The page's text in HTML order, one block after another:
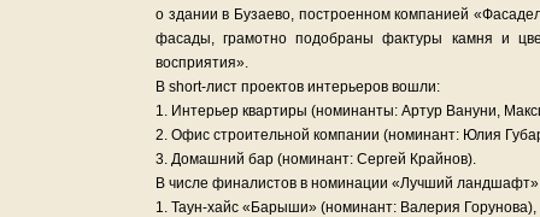
о здании в Бузаево, построенном компанией
фасады, грамотно подобраны фактуры камня и
восприятия».
В short-лист проектов интерьеров вошли:
1. Интерьер квартиры (номинанты: Артур Вануни,
2. Офис строительной компании (номинант: Юлия
3. Домашний бар (номинант: Сергей Крайнов).
В числе финалистов в номинации «Лучший
1. Таун-хайс «Барыши» (номинант: Валерия Горунова),